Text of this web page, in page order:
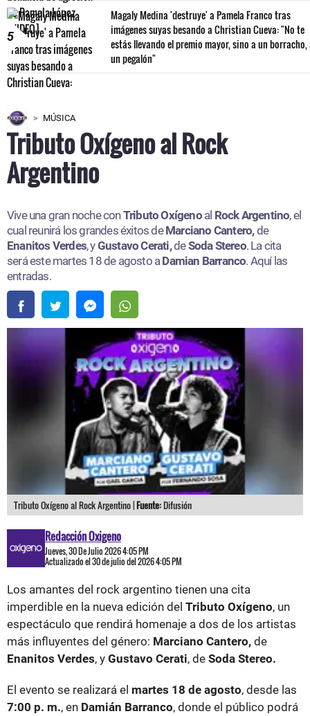
5
Magaly Medina 'destruye' a Pamela Franco tras
imágenes suyas besando a Christian Cueva: "No te
estás llevando el premio mayor, sino a un borracho,
un pegalón"
MÚSICA
Tributo Oxígeno al Rock
Argentino
Vive una gran noche conTributo Oxígenoal Rock Argentino, el
cual reunirá los grandes éxitos deMarciano Cantero,de
Enanitos Verdes, yGustavo Cerati,deSoda Stereo. La cita
será este martes 18 de agosto a Damian Barranco. Aquí las
entradas.​
Tributo Oxígeno al Rock Argentino |Fuente:Difusión
Redacción Oxigeno
Jueves, 30 De Julio 2026 4:05 PM
Actualizado el 30 de julio del 2026 4:05 PM
Los amantes del rock argentino tienen una cita
imperdible en la nueva edición del Tributo Oxígeno, un
espectáculo que rendirá homenaje a dos de los artistas
más influyentes del género: Marciano Cantero, de
Enanitos Verdes, y Gustavo Cerati, de Soda Stereo.
El evento se realizará el martes 18 de agosto, desde las
7:00 p. m., en Damián Barranco, donde el público podrá